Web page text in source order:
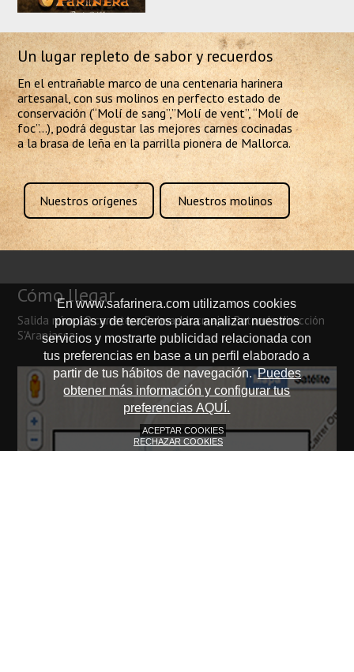
Un lugar repleto de sabor y recuerdos
En el entrañable marco de una centenaria harinera
artesanal, con sus molinos en perfecto estado de
conservación (“Molí de sang”,”Molí de vent”, “Molí de
foc”...), podrá degustar las mejores carnes cocinadas
a la brasa de leña en la parrilla pionera de Mallorca.
Nuestros orígenes Nuestros molinos
Cómo llegar
Salida núm. 10 carretera Palma-Llucmajor. Rotonda dirección
S'Aranjassa.
En www.safarinera.com utilizamos cookies
propias y de terceros para analizar nuestros
servicios y mostrarte publicidad relacionada con
tus preferencias en base a un perfil elaborado a
partir de tus hábitos de navegación.Puedes
obtener más información y configurar tus
preferencias AQUÍ.
ACEPTAR COOKIES
RECHAZAR COOKIES